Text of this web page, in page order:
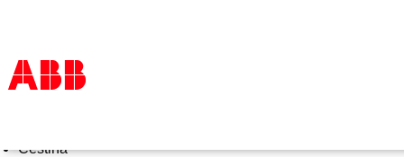
Products & Solutions
Čeština